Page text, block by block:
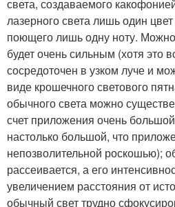
света, создаваемого
лазерного света лишь один
поющего лишь одну ноту. Можно
будет очень сильным (хотя это
сосредоточен в узком луче и
виде крошечного светового
обычного света можно
счет приложения очень
настолько большой, что
непозволительной роскошью);
рассеивается, а его
увеличением расстояния от
обычный свет трудно